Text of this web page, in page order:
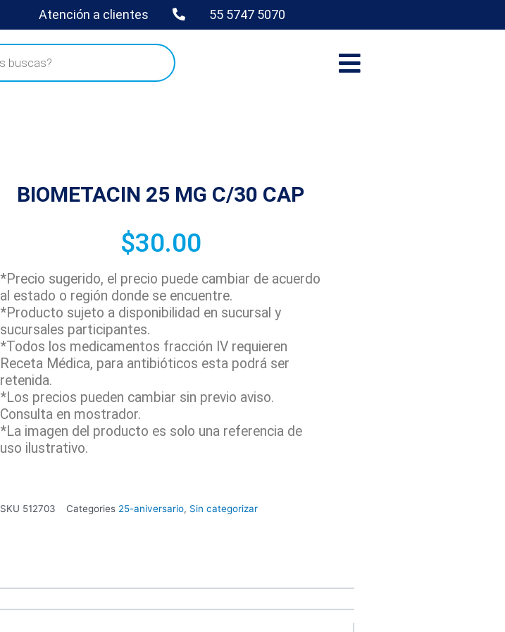
Atención a clientes 55 5747 5070
BIOMETACIN 25 MG C/30 CAP
$30.00
*Precio sugerido, el precio puede cambiar de acuerdo
al estado o región donde se encuentre.
*Producto sujeto a disponibilidad en sucursal y
sucursales participantes.
*Todos los medicamentos fracción IV requieren
Receta Médica, para antibióticos esta podrá ser
retenida.
*Los precios pueden cambiar sin previo aviso.
Consulta en mostrador.
*La imagen del producto es solo una referencia de
uso ilustrativo.
SKU 512703 Categories 25-aniversario, Sin categorizar